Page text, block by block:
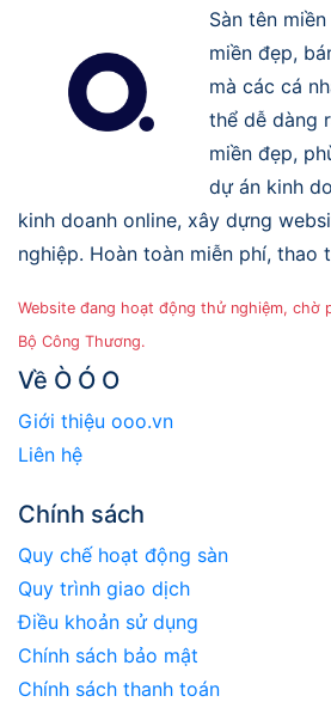
Sàn tên
miền đẹp,
mà các cá
thể dễ dàng
miền đẹp,
dự án kinh
kinh doanh online, xây dựng
nghiệp. Hoàn toàn miễn phí, thao
Website đang hoạt động thử nghiệm, chờ
Bộ Công Thương.
Về Ò Ó O
Giới thiệu ooo.vn
Liên hệ
Chính sách
Quy chế hoạt động sàn
Quy trình giao dịch
Điều khoản sử dụng
Chính sách bảo mật
Chính sách thanh toán